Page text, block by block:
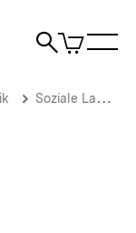
Suche
Artikel
im
Soziale Lage